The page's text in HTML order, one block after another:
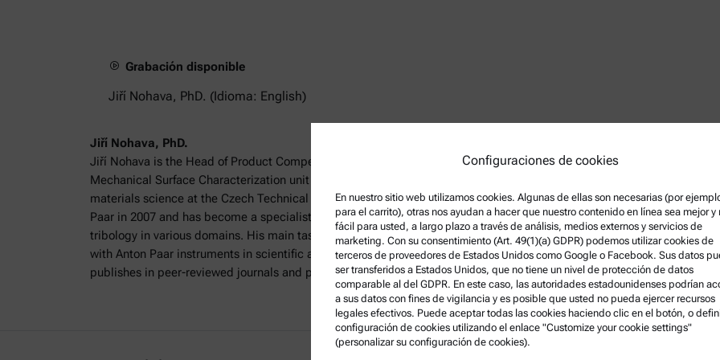
Grabación disponible
Jiří Nohava, PhD. (Idioma: English)
Jiří Nohava, PhD.
Jiří Nohava is the Head of Product Competence & Lead Application Scientist of the
Mechanical Surface Characterization unit at Anton Paar. He obtained his PhD in
materials science at the Czech Technical University in Prague. He joined Anton
Paar in 2007 and has become a specialist in instrumented indentation and
tribology in various domains. His main task is development of new applications
with Anton Paar instruments in scientific and industrial projects. He regularly
publishes in peer-reviewed journals and participates in international conferences.
Configuraciones de cookies
En nuestro sitio web utilizamos cookies. Algunas de ellas son necesarias (por
para el carrito), otras nos ayudan a hacer que nuestro contenido en línea sea mejor y
fácil para usted, a largo plazo a través de análisis, medios externos y servicios de
marketing. Con su consentimiento (Art. 49(1)(a) GDPR) podemos utilizar cookies de
terceros de proveedores de Estados Unidos como Google o Facebook. Sus datos
ser transferidos a Estados Unidos, que no tiene un nivel de protección de datos
comparable al del GDPR. En este caso, las autoridades estadounidenses podrían
a sus datos con fines de vigilancia y es posible que usted no pueda ejercer recursos
legales efectivos. Puede aceptar todas las cookies haciendo clic en el botón, o
configuración de cookies utilizando el enlace "Customize your cookie settings"
(personalizar su configuración de cookies).